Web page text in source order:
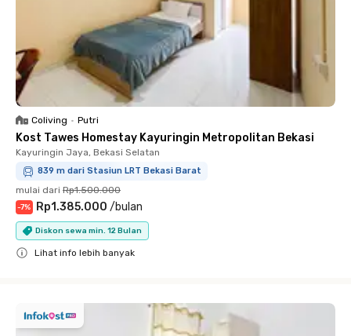
Coliving • Putri
Kost Tawes Homestay Kayuringin Metropolitan Bekasi
Kayuringin Jaya, Bekasi Selatan
839 m dari Stasiun LRT Bekasi Barat
mulai dari Rp1.500.000
-7% Rp1.385.000 /bulan
Diskon sewa min. 12 Bulan
Lihat info lebih banyak